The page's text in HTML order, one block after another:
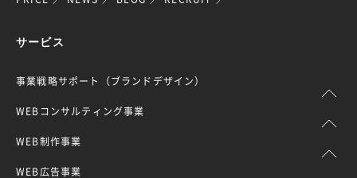
サービス
事業戦略サポート（ブランドデザイン）
WEBコンサルティング事業
WEB制作事業
WEB広告事業